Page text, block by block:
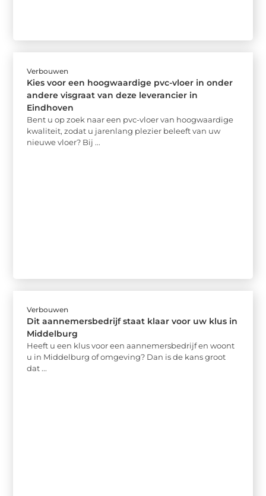
Verbouwen
Kies voor een hoogwaardige pvc-vloer in onder
andere visgraat van deze leverancier in
Eindhoven
Bent u op zoek naar een pvc-vloer van hoogwaardige
kwaliteit, zodat u jarenlang plezier beleeft van uw
nieuwe vloer? Bij ...
Verbouwen
Dit aannemersbedrijf staat klaar voor uw klus in
Middelburg
Heeft u een klus voor een aannemersbedrijf en woont
u in Middelburg of omgeving? Dan is de kans groot
dat ...